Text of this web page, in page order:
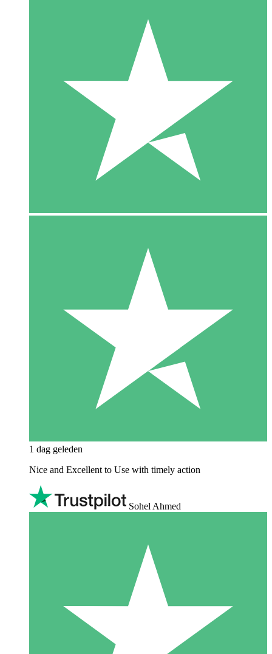
1 dag geleden
Nice and Excellent to Use with timely action
Sohel Ahmed